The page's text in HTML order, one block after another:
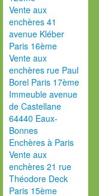
Vente aux
enchères 41
avenue Kléber
Paris 16ème
Vente aux
enchères rue Paul
Borel Paris 17ème
Immeuble avenue
de Castellane
64440 Eaux-
Bonnes
Enchères à Paris
Vente aux
enchères 21 rue
Théodore Deck
Paris 15ème